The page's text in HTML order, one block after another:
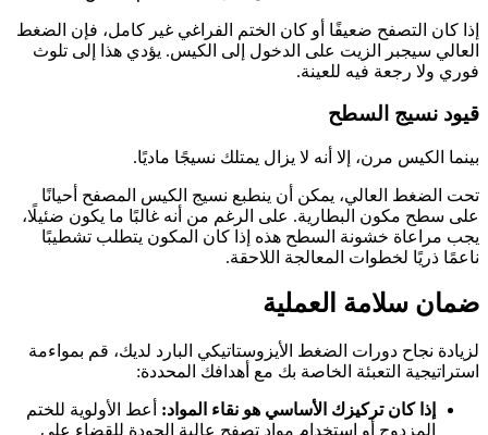
إذا كان التصفح ضعيفًا أو كان الختم الفراغي غير كامل، فإن الضغط
العالي سيجبر الزيت على الدخول إلى الكيس. يؤدي هذا إلى تلوث
فوري ولا رجعة فيه للعينة.
قيود نسيج السطح
بينما الكيس مرن، إلا أنه لا يزال يمتلك نسيجًا ماديًا.
تحت الضغط العالي، يمكن أن ينطبع نسيج الكيس المصفح أحيانًا
على سطح مكون البطارية. على الرغم من أنه غالبًا ما يكون ضئيلًا،
يجب مراعاة خشونة السطح هذه إذا كان المكون يتطلب تشطيبًا
ناعمًا ذريًا لخطوات المعالجة اللاحقة.
ضمان سلامة العملية
لزيادة نجاح دورات الضغط الأيزوستاتيكي البارد لديك، قم بمواءمة
استراتيجية التعبئة الخاصة بك مع أهدافك المحددة:
إذا كان تركيزك الأساسي هو نقاء المواد: أعط الأولوية للختم
المزدوج أو استخدام مواد تصفح عالية الجودة للقضاء على